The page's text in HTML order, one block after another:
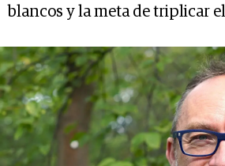
blancos y la meta de triplicar